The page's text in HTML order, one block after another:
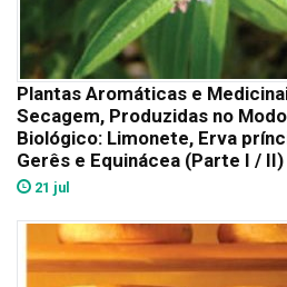
Plantas Aromáticas e
Secagem, Produzidas no
Biológico: Limonete, Erva
Gerês e Equinácea (Parte I / II)
21 jul